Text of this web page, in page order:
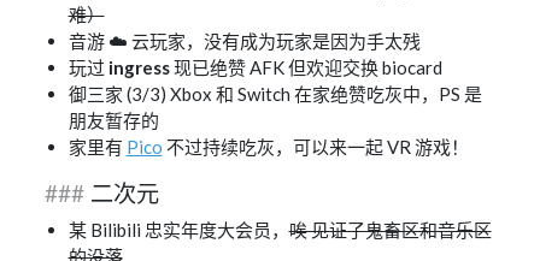
难）
音游 ☁️ 云玩家，没有成为玩家是因为手太残
玩过 ingress现已绝赞 AFK 但欢迎交换 biocard
御三家 (3/3) Xbox 和 Switch 在家绝赞吃灰中，PS 是
朋友暂存的
家里有 Pico 不过持续吃灰，可以来一起 VR 游戏！
二次元
某 Bilibili 忠实年度大会员，唉 见证了鬼畜区和音乐区
的没落